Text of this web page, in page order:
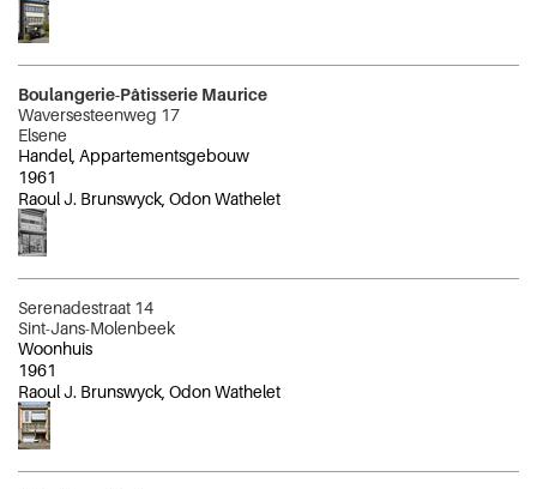
Boulangerie-Pâtisserie Maurice
Waversesteenweg 17
Elsene
Handel, Appartementsgebouw
1961
Raoul J. Brunswyck, Odon Wathelet
Serenadestraat 14
Sint-Jans-Molenbeek
Woonhuis
1961
Raoul J. Brunswyck, Odon Wathelet